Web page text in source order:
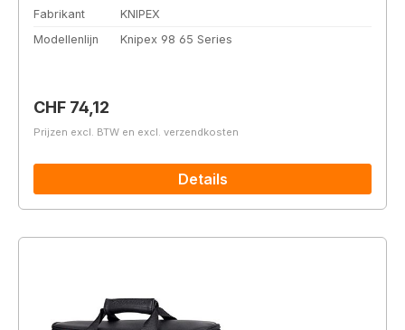
Fabrikant
KNIPEX
Modellenlijn
Knipex 98 65 Series
Normale prijs:
CHF 74,12
Prijzen excl. BTW en excl. verzendkosten
Details